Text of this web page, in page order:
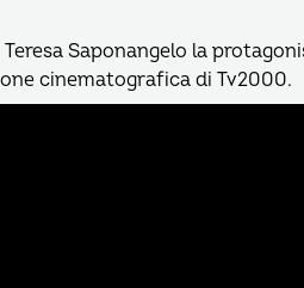
Teresa Saponangelo la
cinematografica di Tv2000.